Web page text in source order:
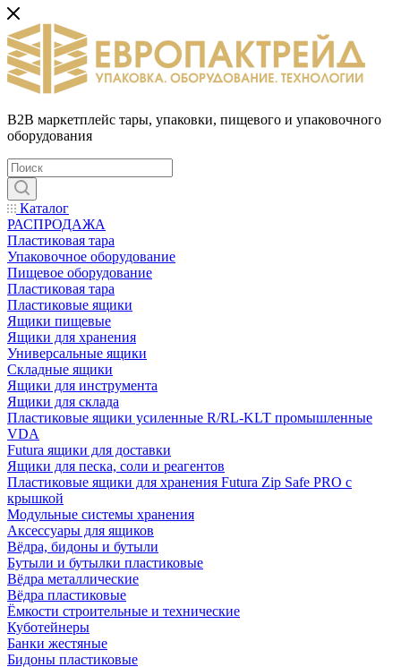
B2B маркетплейс тары, упаковки, пищевого и упаковочного
оборудования
Каталог
РАСПРОДАЖА
Пластиковая тара
Упаковочное оборудование
Пищевое оборудование
Пластиковая тара
Пластиковые ящики
Ящики пищевые
Ящики для хранения
Универсальные ящики
Складные ящики
Ящики для инструмента
Ящики для склада
Пластиковые ящики усиленные R/RL-KLT промышленные
VDA
Futura ящики для доставки
Ящики для песка, соли и реагентов
Пластиковые ящики для хранения Futura Zip Safe PRO с
крышкой
Модульные системы хранения
Аксессуары для ящиков
Вёдра, бидоны и бутыли
Бутыли и бутылки пластиковые
Вёдра металлические
Вёдра пластиковые
Ёмкости строительные и технические
Куботейнеры
Банки жестяные
Бидоны пластиковые